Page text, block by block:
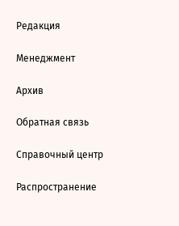
Редакция
Менеджмент
Архив
Обратная связь
Справочный центр
Распространение